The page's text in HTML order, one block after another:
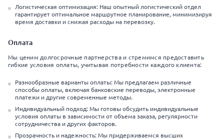
Логистическая оптимизация: Наш опытный логистический отдел
гарантирует оптимальное маршрутное планирование, минимизируя
время доставки и снижая расходы на перевозку.
Оплата
Мы ценим долгосрочные партнерства и стремимся предоставить
гибкие условия оплаты, учитывая потребности каждого клиента:
Разнообразные варианты оплаты: Мы предлагаем различные
способы оплаты, включая банковские переводы, электронные
платежи и другие современные методы.
Индивидуальный подход: Мы готовы обсудить индивидуальные
условия оплаты в зависимости от объема заказа, регулярности
сотрудничества и других факторов.
Прозрачность и надежность: Мы придерживаемся высших